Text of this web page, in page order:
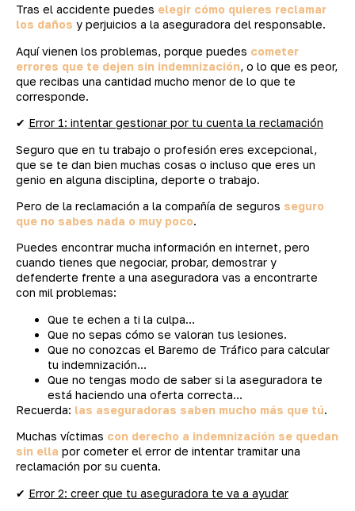
Tras el accidente puedes elegir cómo quieres reclamar
los daños y perjuicios a la aseguradora del responsable.
Aquí vienen los problemas, porque puedes cometer
errores que te dejen sin indemnización, o lo que es peor,
que recibas una cantidad mucho menor de lo que te
corresponde.
✔ Error 1: intentar gestionar por tu cuenta la reclamación
Seguro que en tu trabajo o profesión eres excepcional,
que se te dan bien muchas cosas o incluso que eres un
genio en alguna disciplina, deporte o trabajo.
Pero de la reclamación a la compañía de seguros seguro
que no sabes nada o muy poco.
Puedes encontrar mucha información en internet, pero
cuando tienes que negociar, probar, demostrar y
defenderte frente a una aseguradora vas a encontrarte
con mil problemas:
Que te echen a ti la culpa…
Que no sepas cómo se valoran tus lesiones.
Que no conozcas el Baremo de Tráfico para calcular
tu indemnización…
Que no tengas modo de saber si la aseguradora te
está haciendo una oferta correcta…
Recuerda: las aseguradoras saben mucho más que tú.
Muchas víctimas con derecho a indemnización se quedan
sin ella por cometer el error de intentar tramitar una
reclamación por su cuenta.
✔ Error 2: creer que tu aseguradora te va a ayudar